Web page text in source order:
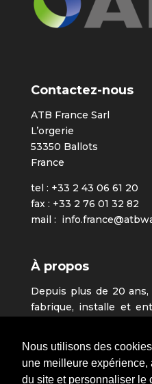
Nous utilisons des
une meilleure expérience,
du site et personnaliser le
Contactez-nous
ATB France Sarl
L’orgerie
53350 Ballots
France
tel : +33 2 43 06 61 20
fax : +33 2 76 01 32 82
mail :
À propos
Depuis plus de 20
fabrique, installe et
stations d’épuration
le monde. Sa filiale
nombreux succès dans